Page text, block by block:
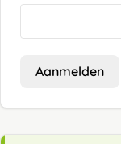
Aanmelden